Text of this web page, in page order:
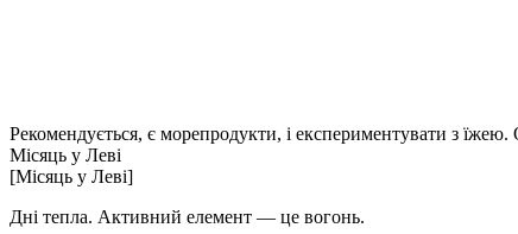
Рекомендується, є морепродукти, і експериментувати з їжею.
Місяць у Леві
[Місяць у Леві]
Дні тепла. Активний елемент — це вогонь.